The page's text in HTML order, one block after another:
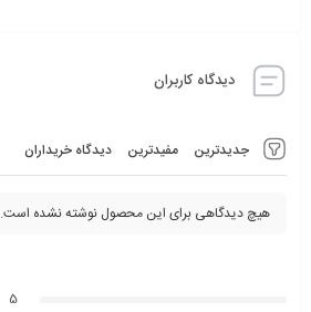
دیدگاه کاربران
جدیدترین مفیدترین دیدگاه خریداران
هیچ دیدگاهی برای این محصول نوشته نشده است.
5